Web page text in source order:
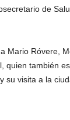
de
Mario Róvere,
quien también
su visita a la